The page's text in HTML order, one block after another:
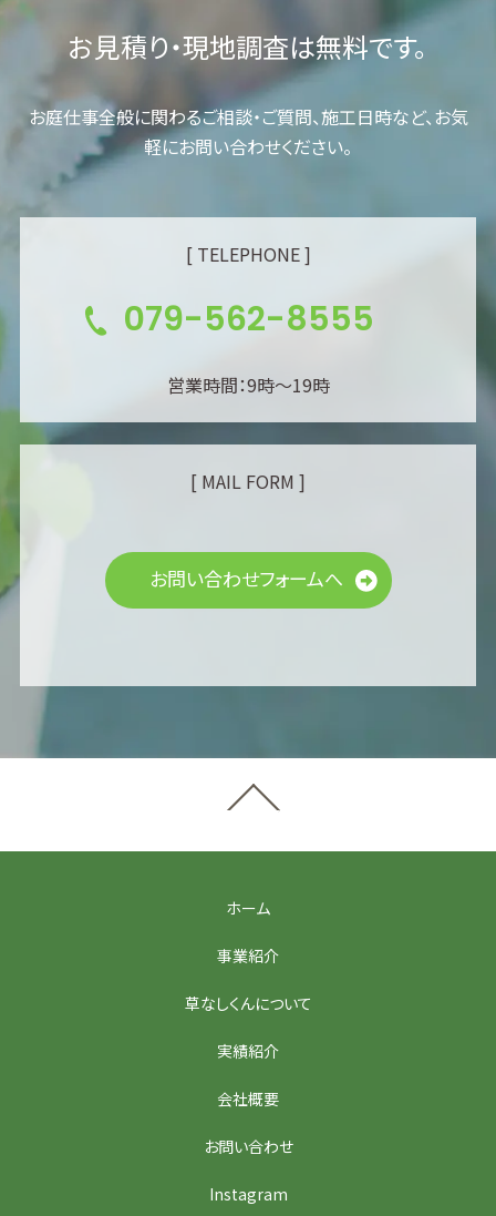
お見積り・現地調査は無料です。
お庭仕事全般に関わるご相談・ご質問、施工日時など、お気
軽にお問い合わせください。
[ TELEPHONE ]
079-562-8555
営業時間：9時～19時
[ MAIL FORM ]
お問い合わせフォームへ
ホーム
事業紹介
草なしくんについて
実績紹介
会社概要
お問い合わせ
Instagram